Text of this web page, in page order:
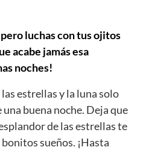
luchas con tus ojitos
acabe jamás esa
noches!
estrellas y la luna solo
buena noche. Deja que
de las estrellas te
sueños. ¡Hasta